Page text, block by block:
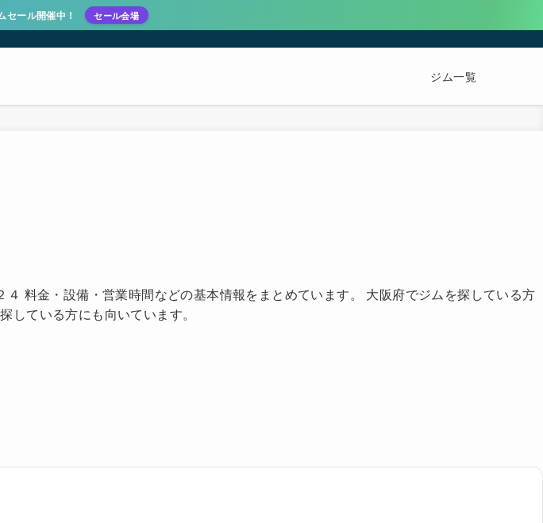
ール開催中！ セール会場
ジム一覧
料金・設備・営業時間などの基本情報をまとめています。 大阪府でジムを探している方
ている方にも向いています。